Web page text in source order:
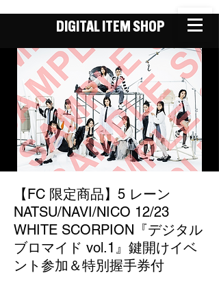
DIGITAL ITEM SHOP
【FC 限定商品】5 レーン
NATSU/NAVI/NICO 12/23
WHITE SCORPION『デジタル
ブロマイド vol.1』鍵開けイベ
ント参加＆特別握手券付